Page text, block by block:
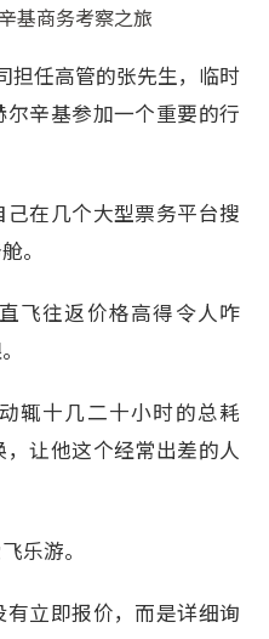
基商务考察之旅
担任高管的张先生，临时
辛基参加一个重要的行
在几个大型票务平台搜
。
飞往返价格高得令人咋
辄十几二十小时的总耗
让他这个经常出差的人
乐游。
立即报价，而是详细询